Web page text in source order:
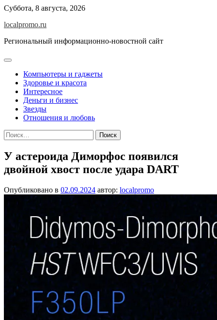
Перейти
содержимому
Суббота, 8 августа, 2026
localpromo.ru
Региональный информационно-новостной сайт
Компьютеры и гаджеты
Здоровье и красота
Интересное
Деньги и бизнес
Звезды
Отношения и любовь
Найти:
У астероида Диморфос появился
двойной хвост после удара DART
Опубликовано в 02.09.2024 автор: localpromo